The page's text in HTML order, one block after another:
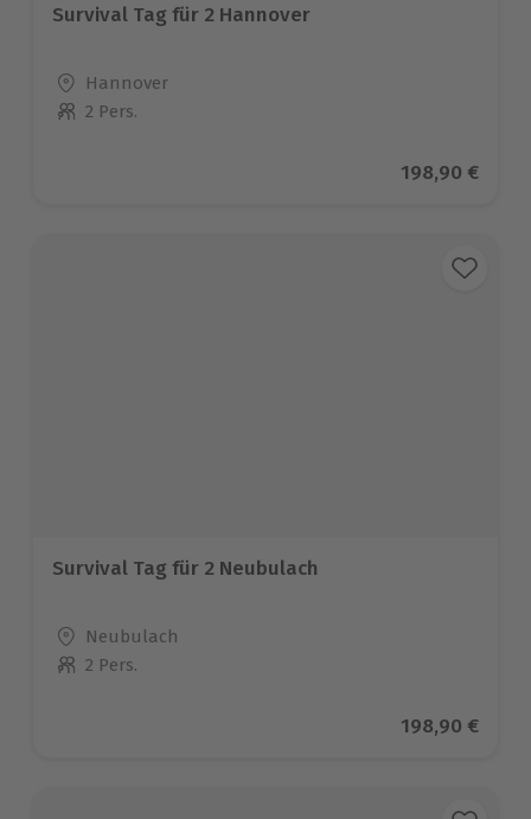
Survival Tag für 2 Hannover
Standort
Hannover
Anzahl der Teilnehmer
2 Pers.
Aktueller
198,90 €
Survival Tag für 2 Neubulach
Standort
Neubulach
Anzahl der Teilnehmer
2 Pers.
Aktueller
198,90 €